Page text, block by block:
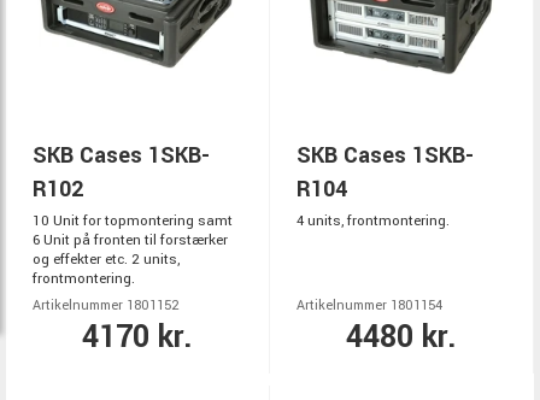
SKB Cases 1SKB-
R102
10 Unit for topmontering samt
6 Unit på fronten til forstærker
og effekter etc. 2 units,
frontmontering.
Artikelnummer 1801152
4170 kr.
SKB Cases 1SKB-
R104
4 units, frontmontering.
Artikelnummer 1801154
4480 kr.